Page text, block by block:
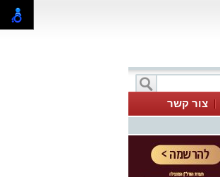
צור קשר